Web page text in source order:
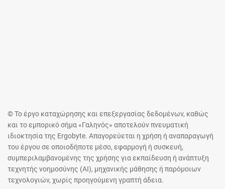
© Το έργο καταχώρησης και επεξεργασίας δεδομένων, καθώς
και το εμπορικό σήμα «Γαληνός» αποτελούν πνευματική
ιδιοκτησία της Ergobyte. Απαγορεύεται η χρήση ή αναπαραγωγή
του έργου σε οποιοδήποτε μέσο, εφαρμογή ή συσκευή,
συμπεριλαμβανομένης της χρήσης για εκπαίδευση ή ανάπτυξη
τεχνητής νοημοσύνης (AI), μηχανικής μάθησης ή παρόμοιων
τεχνολογιών, χωρίς προηγούμενη γραπτή άδεια.